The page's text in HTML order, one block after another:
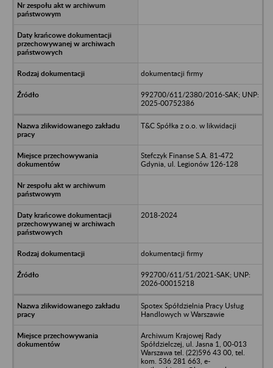
dokumentacji firmy
992700/611/2380/2016-SAK; UNP:
2025-00752386
T&C Spółka z o.o. w likwidacji
Stefczyk Finanse S.A. 81-472
Gdynia, ul. Legionów 126-128
2018-2024
dokumentacji firmy
992700/611/51/2021-SAK; UNP:
2026-00015218
Spotex Spółdzielnia Pracy Usług
Handlowych w Warszawie
Archiwum Krajowej Rady
Spółdzielczej, ul. Jasna 1, 00-013
Warszawa tel. (22)596 43 00, tel.
kom. 536 281 663, e-